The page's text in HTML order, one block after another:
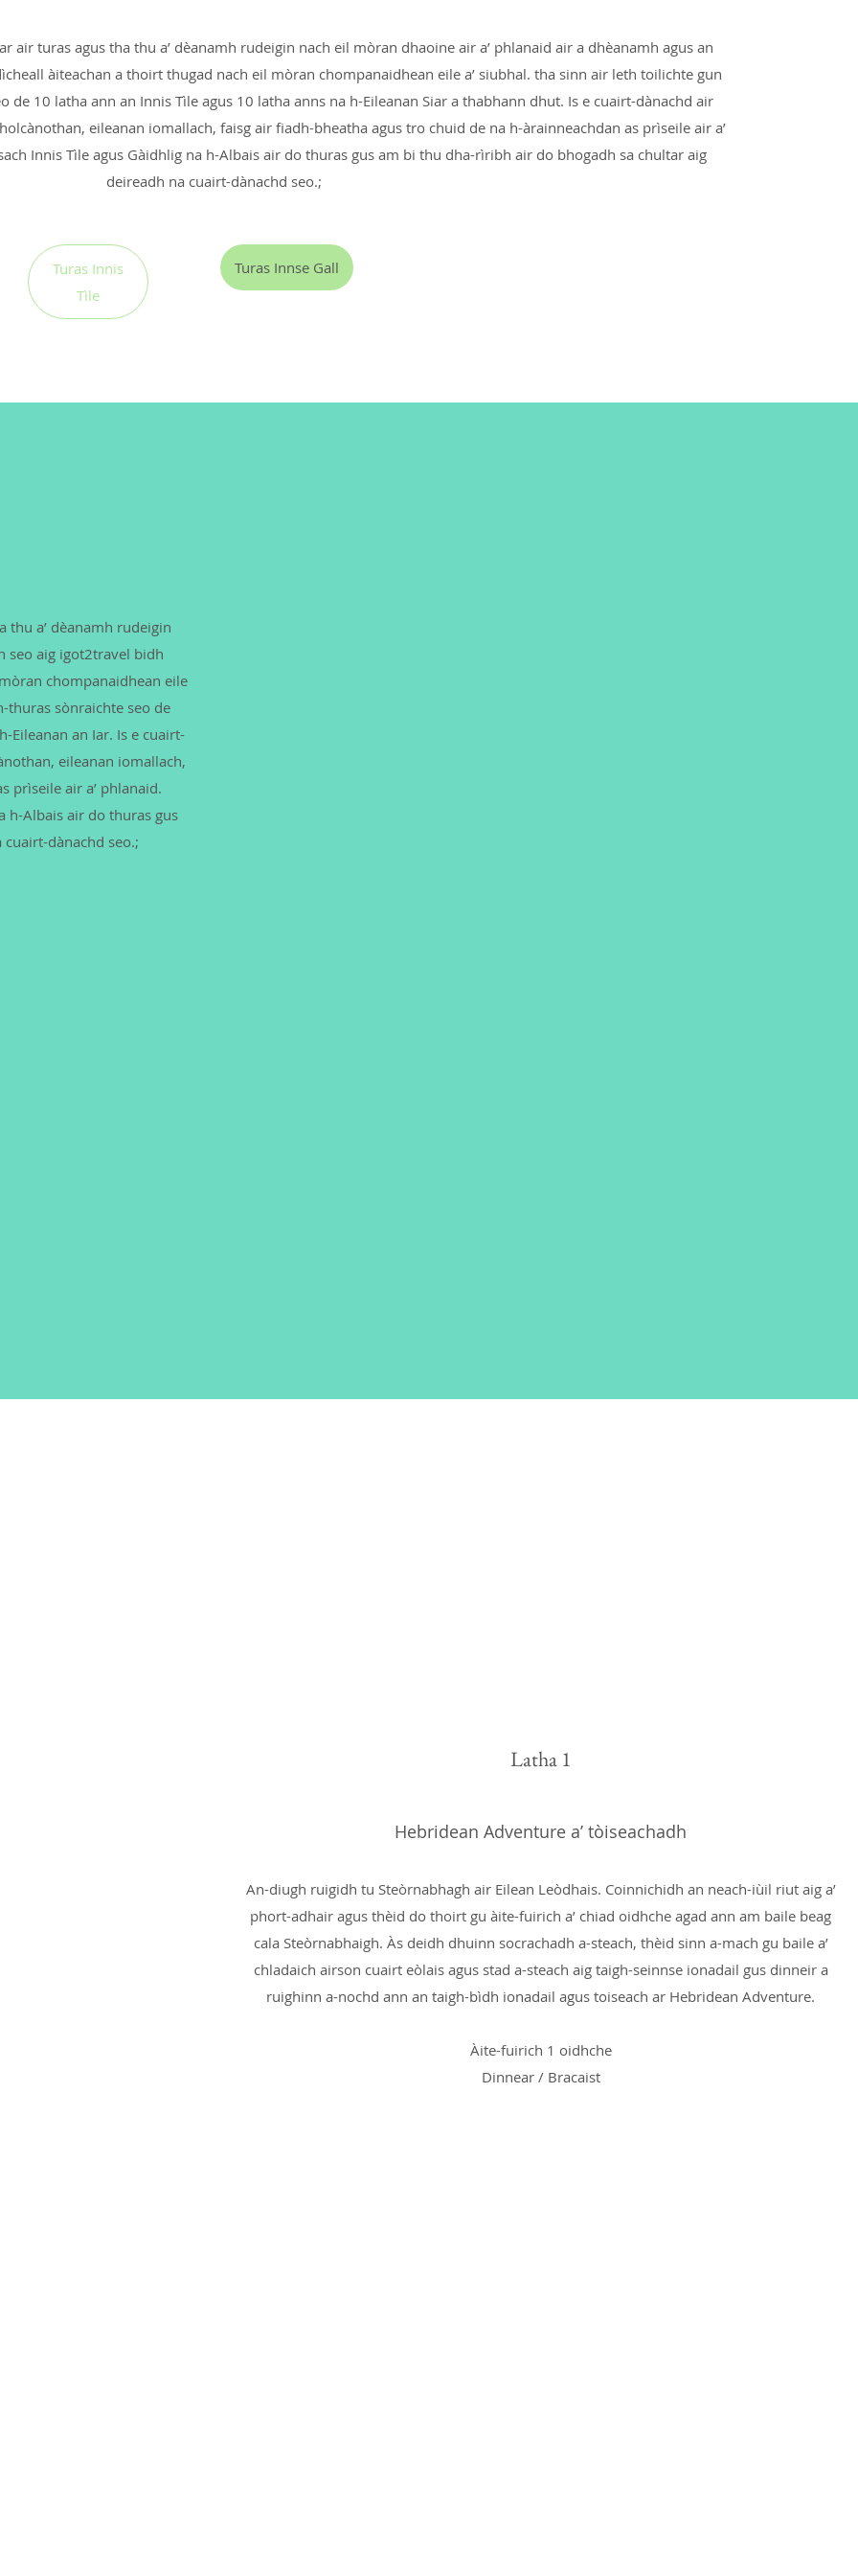
air turas agus tha thu a’ dèanamh rudeigin nach eil mòran dhaoine air a’ phlanaid air a dhèanamh agus an
àiteachan a thoirt thugad nach eil mòran chompanaidhean eile a’ siubhal. tha sinn air leth toilichte gun
10 latha ann an Innis Tìle agus 10 latha anns na h-Eileanan Siar a thabhann dhut. Is e cuairt-dànachd air
eileanan iomallach, faisg air fiadh-bheatha agus tro chuid de na h-àrainneachdan as prìseile air a’
Innis Tìle agus Gàidhlig na h-Albais air do thuras gus am bi thu dha-rìribh air do bhogadh sa chultar aig
deireadh na cuairt-dànachd seo.;
Turas Innis
Tìle
Turas Innse Gall
thu a’ dèanamh rudeigin
seo aig igot2travel bidh
chompanaidhean eile
thuras sònraichte seo de
Eileanan an Iar. Is e cuairt-
eileanan iomallach,
prìseile air a’ phlanaid.
h-Albais air do thuras gus
dànachd seo.;
Latha 1
Hebridean Adventure a’ tòiseachadh
An-diugh ruigidh tu Steòrnabhagh air Eilean Leòdhais. Coinnichidh an neach-iùil riut aig a’
phort-adhair agus thèid do thoirt gu àite-fuirich a’ chiad oidhche agad ann am baile beag
cala Steòrnabhaigh. Às deidh dhuinn socrachadh a-steach, thèid sinn a-mach gu baile a’
chladaich airson cuairt eòlais agus stad a-steach aig taigh-seinnse ionadail gus dinneir a
ruighinn a-nochd ann an taigh-bìdh ionadail agus toiseach ar Hebridean Adventure.
Àite-fuirich 1 oidhche
Dinnear / Bracaist